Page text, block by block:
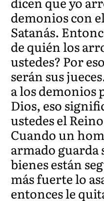
demonios con
Satanás.
de quién los
ustedes? Por
serán sus
a los demonios
Dios, eso
ustedes el
Cuando un
armado guarda
bienes están
más fuerte lo
entonces le